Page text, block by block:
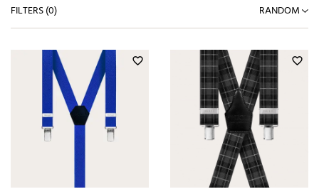
FILTERS (0) RANDOM
favorite_border favorite_border